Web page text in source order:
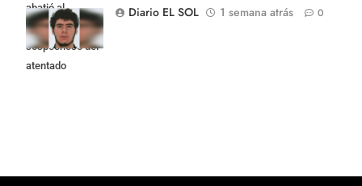
abatió al
principal
sospechoso del
atentado
Diario EL SOL
1 semana atrás 0